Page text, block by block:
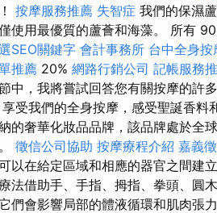
按摩服務推薦 失智症 我們的保濕
使用最優質的蘆薈和海藻。 所有 90
SEO關鍵字 會計事務所 台中全身按
推薦 20% 網路行銷公司 記帳服務
中，我將嘗試回答您有關按摩的許
享受我們的全身按摩，感受聖誕香料
的奢華化妝品品牌，該品牌處於全
徵信公司協助 按摩療程介紹 嘉義
以在給定區域和相應的器官之間建
法借助手、手指、拇指、拳頭、圓
們會影響局部的體液循環和肌肉張